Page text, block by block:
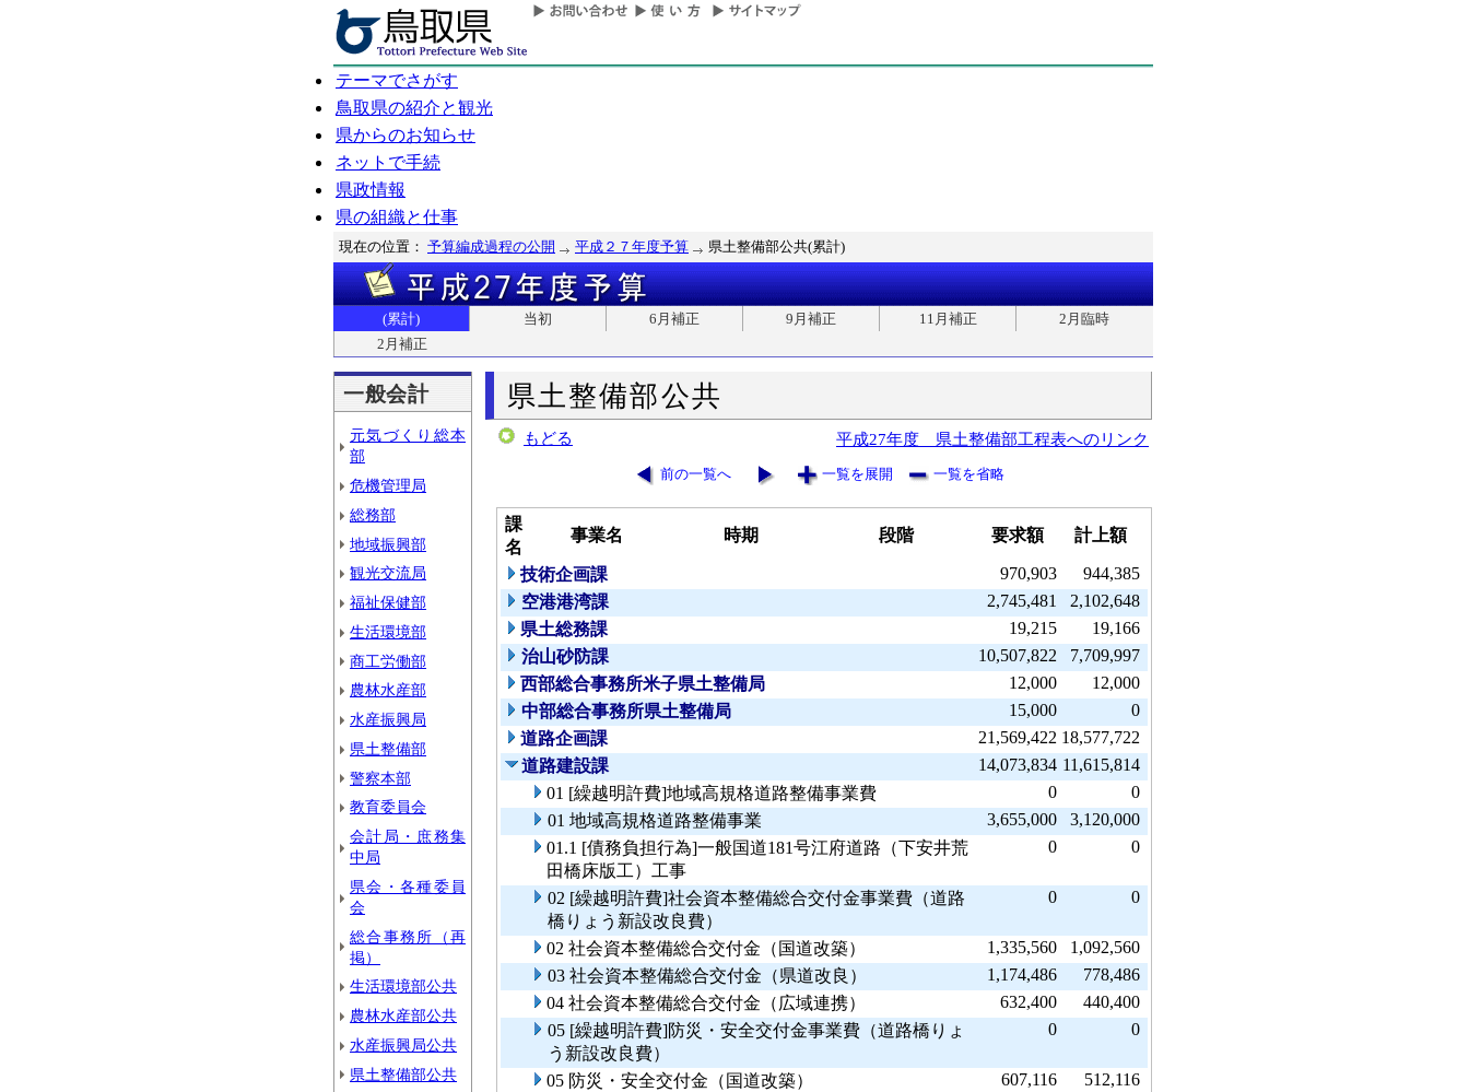
テーマでさがす
鳥取県の紹介と観光
県からのお知らせ
ネットで手続
県政情報
県の組織と仕事
現在の位置： 予算編成過程の公開 平成２７年度予算 県土整備部公共(累計)
(累計) 当初 6月補正 9月補正 11月補正
2月臨時
2月補正
一般会計
元気づくり総本
部
危機管理局
総務部
地域振興部
観光交流局
福祉保健部
生活環境部
商工労働部
農林水産部
水産振興局
県土整備部
警察本部
教育委員会
会計局・庶務集
中局
県会・各種委員
会
総合事務所（再
掲）
生活環境部公共
農林水産部公共
水産振興局公共
県土整備部公共
県土整備部公共
もどる 平成27年度 県土整備部工程表へのリンク
前の一覧へ 一覧を展開 一覧を省略
課
名
事業名 時期 段階 要求額 計上額
技術企画課 970,903
944,385
空港港湾課
2,745,481
2,102,648
県土総務課
19,215
19,166
治山砂防課
10,507,822
7,709,997
西部総合事務所米子県土整備局
12,000
12,000
中部総合事務所県土整備局
15,000
0
道路企画課
21,569,422 18,577,722
道路建設課
14,073,834 11,615,814
01 [繰越明許費]地域高規格道路整備事業費
0
0
01 地域高規格道路整備事業
3,655,000
3,120,000
01.1 [債務負担行為]一般国道181号江府道路（下安井荒
田橋床版工）工事
0 0
02 [繰越明許費]社会資本整備総合交付金事業費（道路
橋りょう新設改良費）
0 0
02 社会資本整備総合交付金（国道改築） 1,335,560
1,092,560
03 社会資本整備総合交付金（県道改良）
1,174,486
778,486
04 社会資本整備総合交付金（広域連携）
632,400
440,400
05 [繰越明許費]防災・安全交付金事業費（道路橋りょ
う新設改良費）
0 0
05 防災・安全交付金（国道改築） 607,116
512,116